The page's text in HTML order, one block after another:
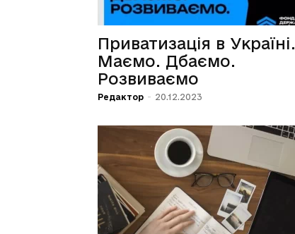
Приватизація в Україні.
Маємо. Дбаємо.
Розвиваємо
Редактор - 20.12.2023